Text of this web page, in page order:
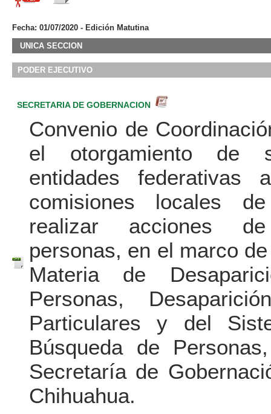
Fecha: 01/07/2020 - Edición Matutina
UNICA SECCION
PODER EJECUTIVO
SECRETARIA DE GOBERNACION
Convenio de
el otorgamiento de
entidades
comisiones locales
realizar acciones
personas, en el marco
Materia de
Personas,
Particulares y del
Búsqueda de
Secretaría de
Chihuahua.